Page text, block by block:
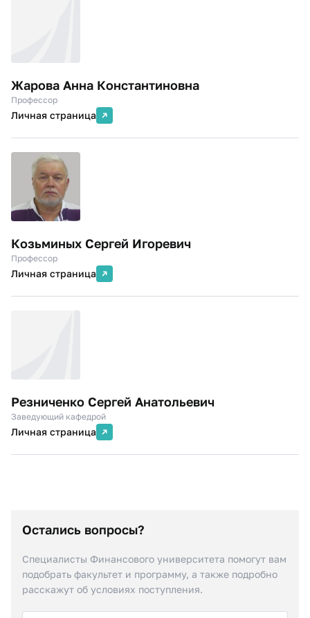
Жарова Анна Константиновна
Профессор
Личная страница
Козьминых Сергей Игоревич
Профессор
Личная страница
Резниченко Сергей Анатольевич
Заведующий кафедрой
Личная страница
Остались вопросы?
Специалисты Финансового университета помогут вам
подобрать факультет и программу, а также подробно
расскажут об условиях поступления.